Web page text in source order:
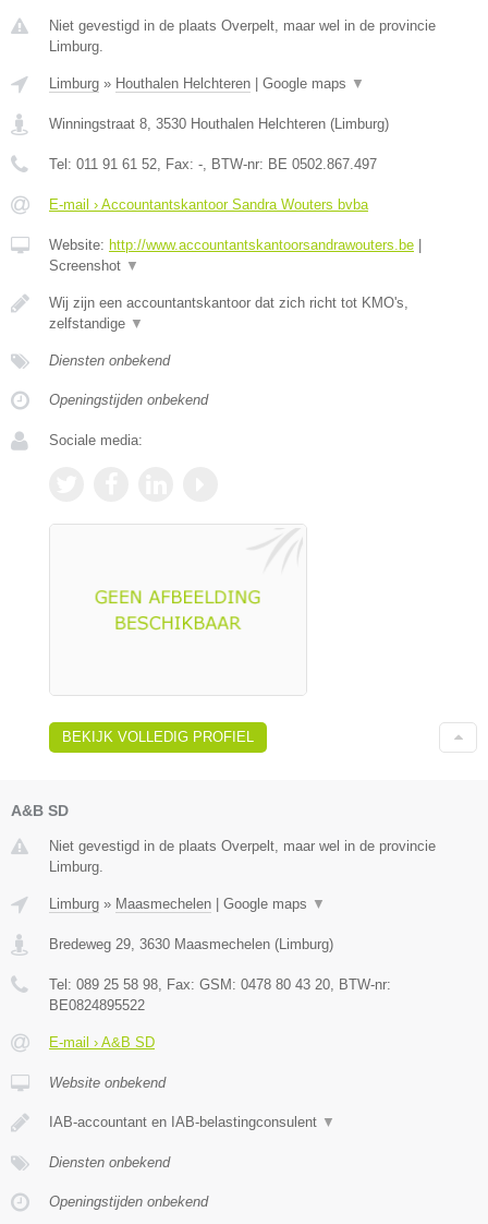
Niet gevestigd in de plaats Overpelt, maar wel in de provincie
Limburg.
Limburg » Houthalen Helchteren | Google maps ▼
Winningstraat 8 3530 Houthalen Helchteren (Limburg)
Tel: 011 91 61 52 , Fax: - , BTW-nr: BE 0502.867.497
E-mail › Accountantskantoor Sandra Wouters bvba
Website: http://www.accountantskantoorsandrawouters.be |
Screenshot ▼
Wij zijn een accountantskantoor dat zich richt tot KMO's,
zelfstandige ▼
Diensten onbekend
Openingstijden onbekend
Sociale media:
BEKIJK VOLLEDIG PROFIEL
A&B SD
Niet gevestigd in de plaats Overpelt, maar wel in de provincie
Limburg.
Limburg » Maasmechelen Google maps ▼
Bredeweg 29, 3630 Maasmechelen (Limburg)
Tel: 089 25 58 98, Fax: GSM: 0478 80 43 20, BTW-nr:
BE0824895522
E-mail › A&B SD
Website onbekend
IAB-accountant en IAB-belastingconsulent ▼
Diensten onbekend
Openingstijden onbekend